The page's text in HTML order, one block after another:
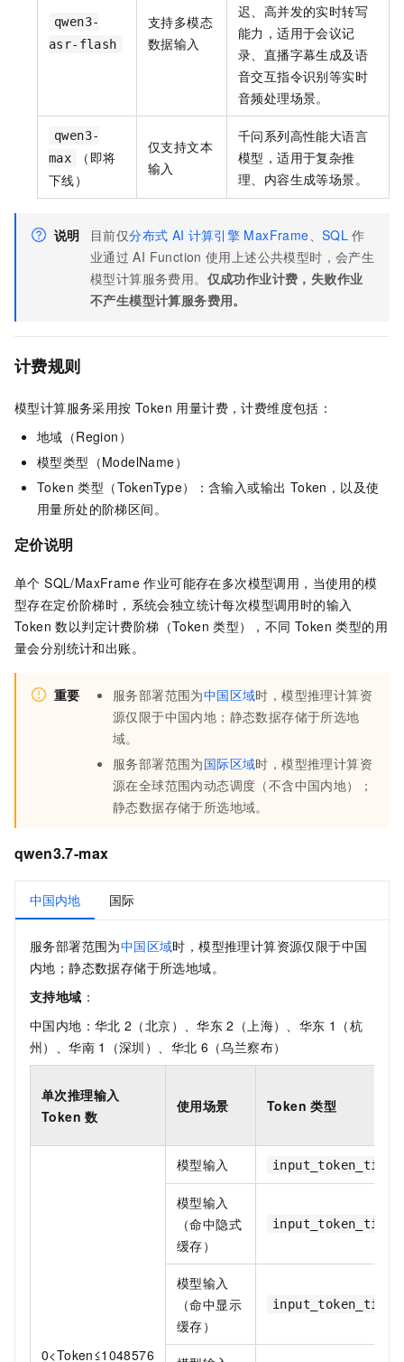
qwen3-
asr-flash
支持多模态
数据输入
迟、高并发的实时转写
能力，适用于会议记
录、直播字幕生成及语
音交互指令识别等实时
音频处理场景。
qwen3-
max
（即将
下线）
仅支持文本
输入
千问系列高性能大语言
模型，适用于复杂推
理、内容生成等场景。
说明 目前仅分布式 AI 计算引擎 MaxFrame、 SQL 作
业通过 AI Function 使用上述公共模型时，会产生
模型计算服务费用。 仅成功作业计费，失败作业
不产生模型计算服务费用。
计费规则
模型计算服务采用按 Token 用量计费，计费维度包括：
地域（Region）
模型类型（ModelName）
Token 类型（TokenType）：含输入或输出 Token，以及使
用量所处的阶梯区间。
定价说明
单个 SQL/MaxFrame 作业可能存在多次模型调用，当使用的模
型存在定价阶梯时，系统会独立统计每次模型调用时的输入
Token 数以判定计费阶梯（Token 类型），不同 Token 类型的用
量会分别统计和出账。
重要 服务部署范围为中国区域时，模型推理计算资
源仅限于中国内地；静态数据存储于所选地
域。
服务部署范围为国际区域时，模型推理计算资
源在全球范围内动态调度（不含中国内地）；
静态数据存储于所选地域。
qwen3.7-max
中国内地 国际
服务部署范围为中国区域时，模型推理计算资源仅限于中国
内地；静态数据存储于所选地域。
支持地域 ：
中国内地：华北 2（北京）、华东 2（上海）、华东 1（杭
州）、华南 1（深圳）、华北 6（乌兰察布）
单次推理输入
Token 数
使用场景 Token 类型
0<Token≤1048576
模型输入 input_token_tier1
模型输入
（命中隐式
缓存）
模型输入
（命中显示
缓存）